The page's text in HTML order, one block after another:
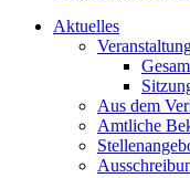
Aktuelles
Aus dem
Amtliche